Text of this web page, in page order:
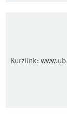
Kurzlink: